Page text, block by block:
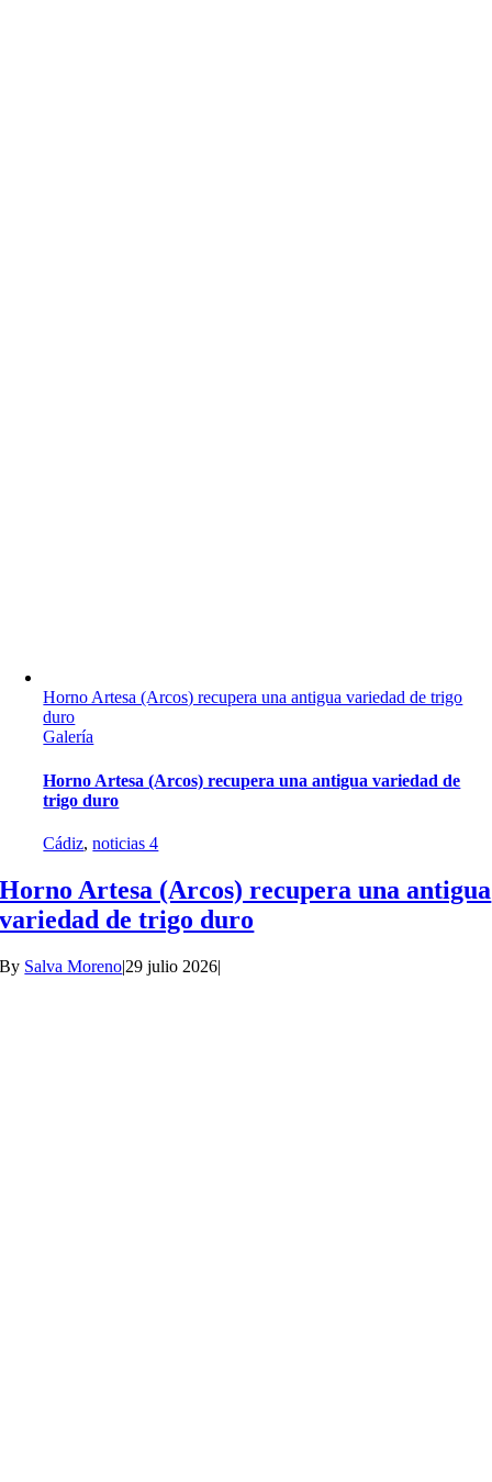
Horno Artesa (Arcos) recupera una antigua variedad de trigo
duro
Galería
Horno Artesa (Arcos) recupera una antigua variedad de
trigo duro
Cádiz,noticias 4
Horno Artesa (Arcos) recupera una antigua
variedad de trigo duro
By Salva Moreno|29 julio 2026|